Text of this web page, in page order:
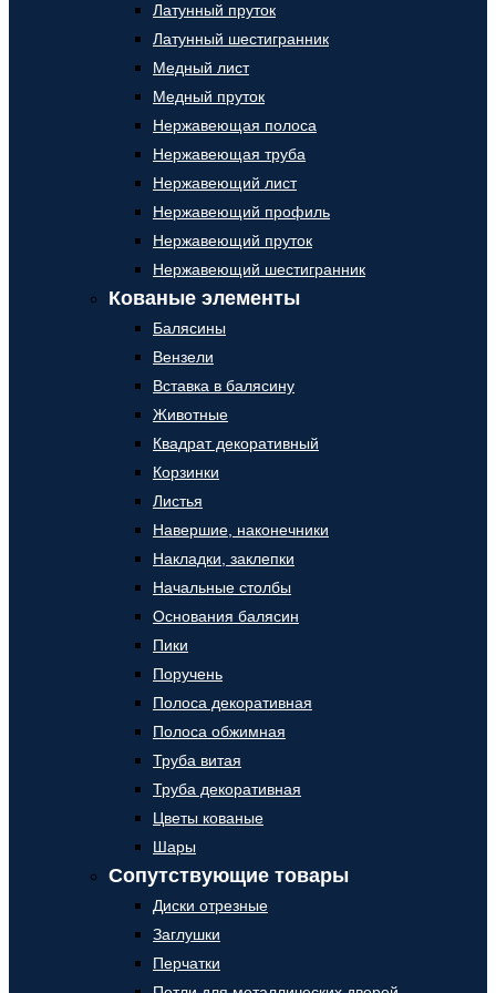
Латунный пруток
Латунный шестигранник
Медный лист
Медный пруток
Нержавеющая полоса
Нержавеющая труба
Нержавеющий лист
Нержавеющий профиль
Нержавеющий пруток
Нержавеющий шестигранник
Кованые элементы
Балясины
Вензели
Вставка в балясину
Животные
Квадрат декоративный
Корзинки
Листья
Навершие, наконечники
Накладки, заклепки
Начальные столбы
Основания балясин
Пики
Поручень
Полоса декоративная
Полоса обжимная
Труба витая
Труба декоративная
Цветы кованые
Шары
Сопутствующие товары
Диски отрезные
Заглушки
Перчатки